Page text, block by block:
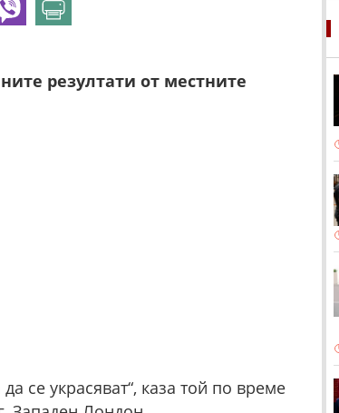
резултати от местните
се украсяват“, каза той по време